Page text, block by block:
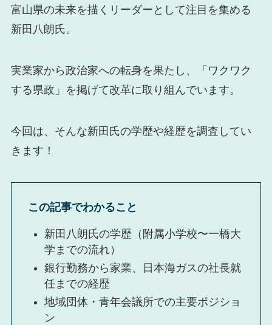
富山県の未来を描くリーダーとして注目を集める
新田八朗氏。
実業家から政治家への転身を果たし、「ワクワク
する県政」を掲げて改革に取り組んでいます。
今回は、そんな新田氏の学歴や経歴を調査してい
きます！
この記事でわかること
新田八朗氏の学歴（附属小学校〜一橋大
学までの流れ）
銀行勤務から家業、日本海ガスの社長就
任までの経歴
地域団体・青年会議所での主要ポジショ
ン